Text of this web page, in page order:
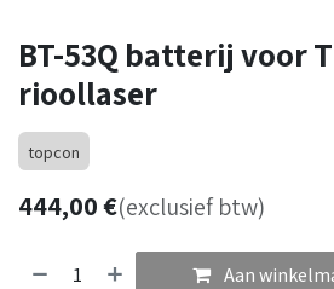
BT-53Q batterij voor
rioollaser
topcon
444,00€(exclusief btw)
Aan